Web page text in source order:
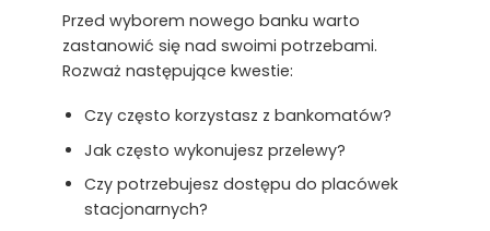
Przed wyborem nowego banku warto
zastanowić się nad swoimi potrzebami.
Rozważ następujące kwestie:
Czy często korzystasz z bankomatów?
Jak często wykonujesz przelewy?
Czy potrzebujesz dostępu do placówek
stacjonarnych?